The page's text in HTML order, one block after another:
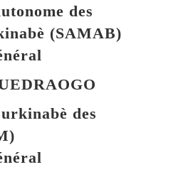
des
(SAMAB)
des